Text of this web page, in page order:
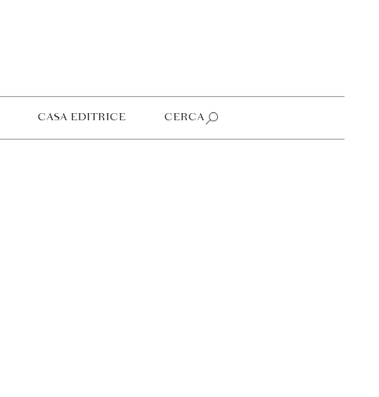
CASA EDITRICE CERCA